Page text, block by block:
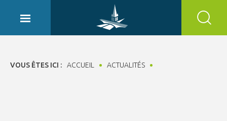
VOUS ÊTES ICI : ACCUEIL ACTUALITÉS
Panneau de gestion des cookies